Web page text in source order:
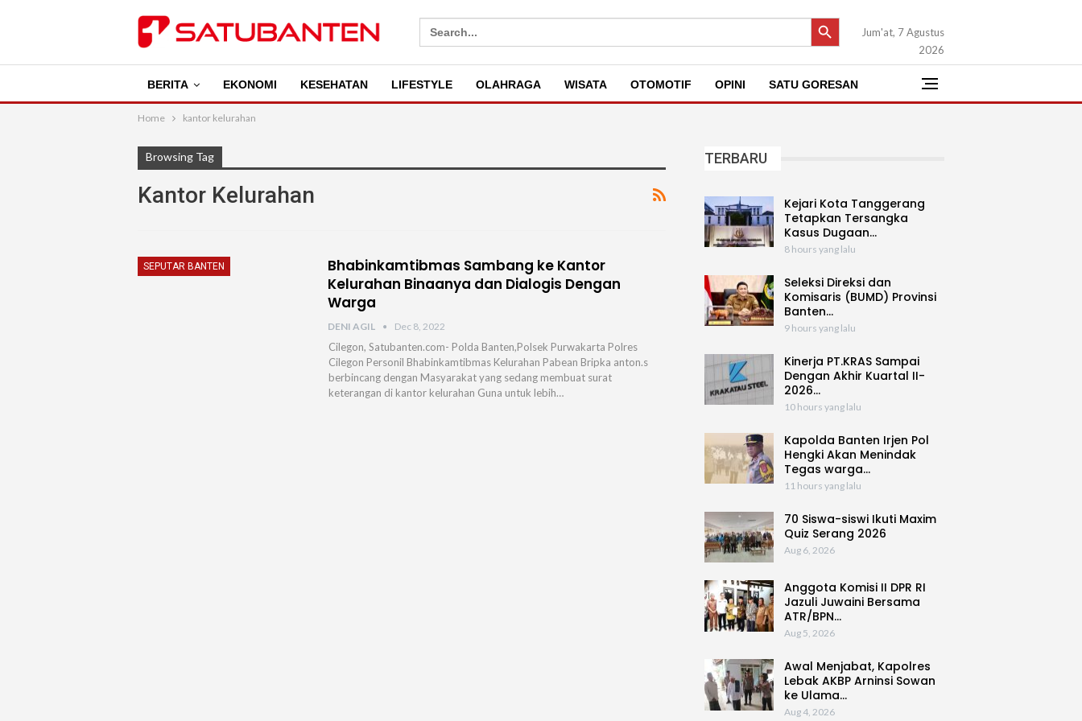
Search
for:
SEARCH BUTTON
Jum'at, 7 Agustus
2026
BERITA EKONOMI KESEHATAN LIFESTYLE OLAHRAGA WISATA OTOMOTIF OPINI SATU GORESAN
Home kantor kelurahan
Browsing Tag
Kantor Kelurahan
SEPUTAR BANTEN
Bhabinkamtibmas Sambang ke Kantor
Kelurahan Binaanya dan Dialogis Dengan
Warga
DENI AGIL Dec 8, 2022
Cilegon, Satubanten.com- Polda Banten,Polsek Purwakarta Polres
Cilegon Personil Bhabinkamtibmas Kelurahan Pabean Bripka anton.s
berbincang dengan Masyarakat yang sedang membuat surat
keterangan di kantor kelurahan Guna untuk lebih…
TERBARU
Kejari Kota Tanggerang
Tetapkan Tersangka
Kasus Dugaan…
8 hours yang lalu
Seleksi Direksi dan
Komisaris (BUMD) Provinsi
Banten…
9 hours yang lalu
Kinerja PT.KRAS Sampai
Dengan Akhir Kuartal II-
2026…
10 hours yang lalu
Kapolda Banten Irjen Pol
Hengki Akan Menindak
Tegas warga…
11 hours yang lalu
70 Siswa-siswi Ikuti Maxim
Quiz Serang 2026
Aug 6, 2026
Anggota Komisi II DPR RI
Jazuli Juwaini Bersama
ATR/BPN…
Aug 5, 2026
Awal Menjabat, Kapolres
Lebak AKBP Arninsi Sowan
ke Ulama…
Aug 4, 2026